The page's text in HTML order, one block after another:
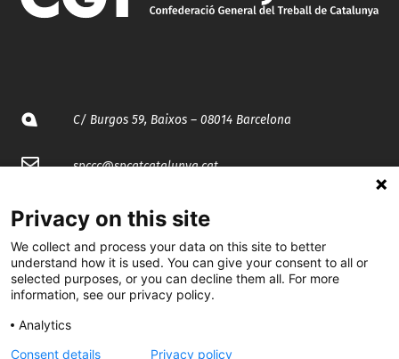
C/ Burgos 59, Baixos – 08014 Barcelona
spccc@spcgtcatalunya.cat
@CGTCatalunya
cgtcatalunya
CGTCatalunya
Privacy on this site
We collect and process your data on this site to better
understand how it is used. You can give your consent to all or
selected purposes, or you can decline them all. For more
information, see our privacy policy.
Analytics
Consent details
Privacy policy